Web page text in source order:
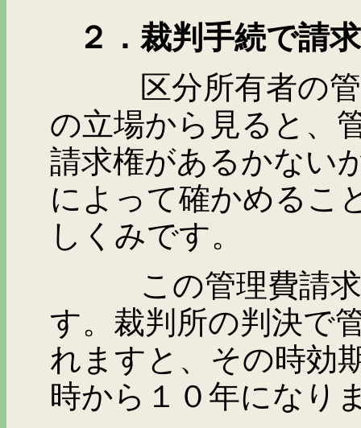
２．裁判手続で請求
区分所有者の管理
の立場から見ると、
請求権があるかない
によって確かめるこ
しくみです。
この管理費請求権
す。裁判所の判決で
れますと、その時効
時から１０年になり